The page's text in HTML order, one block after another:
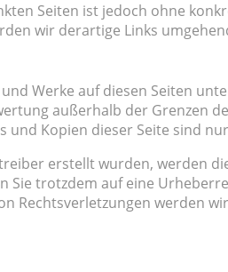
Seiten ist jedoch ohne
wir derartige Links
Werke auf diesen Seiten
außerhalb der Grenzen
und Kopien dieser Seite sind
erstellt wurden, werden
Sie trotzdem auf eine
Rechtsverletzungen werden